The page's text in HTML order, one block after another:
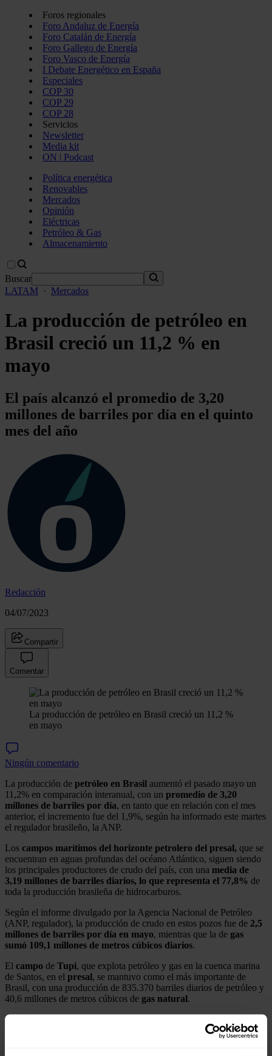
Foros regionales
Foro Andaluz de Energía
Foro Catalán de Energía
Foro Gallego de Energía
Foro Vasco de Energía
I Debate Energético en España
Especiales
COP 30
COP 29
COP 28
Servicios
Newsletter
Media kit
ON | Podcast
Política energética
Renovables
Mercados
Opinión
Eléctricas
Petróleo & Gas
Almacenamiento
Buscar
LATAM · Mercados
La producción de petróleo en
Brasil creció un 11,2 % en
mayo
El país alcanzó el promedio de 3,20
millones de barriles por día en el quinto
mes del año
Redacción
04/07/2023
Compartir
Comentar
La producción de petróleo en Brasil creció un 11,2 %
en mayo
Ningún comentario
La producción de petróleo en Brasil aumentó el pasado mayo un
11,2% en comparación interanual, con un promedio de 3,20
millones de barriles por día, en tanto que en relación con el mes
anterior, el incremento fue del 1,9%, según ha informado este martes
el regulador brasileño, la ANP.
Los campos marítimos del horizonte petrolero del presal, que se
encuentran en aguas profundas del océano Atlántico, siguen siendo
los principales productores de crudo del país, con una media de
3,19 millones de barriles diarios, lo que representa el 77,8% de
toda la producción brasileña de hidrocarburos.
Según el informe divulgado por la Agencia Nacional de Petróleo
(ANP, regulador), la producción de crudo en estos pozos fue de 2,5
millones de barriles por día en mayo, mientras que la de gas
sumó 109,1 millones de metros cúbicos diarios.
El campo de Tupi, que explota petróleo y gas en la cuenca marina
de Santos, en el presal, se mantuvo como el más importante de
Brasil, con una producción de 835.370 barriles diarios de petróleo y
40,6 millones de metros cúbicos de gas natural.
El petróleo de Brasil